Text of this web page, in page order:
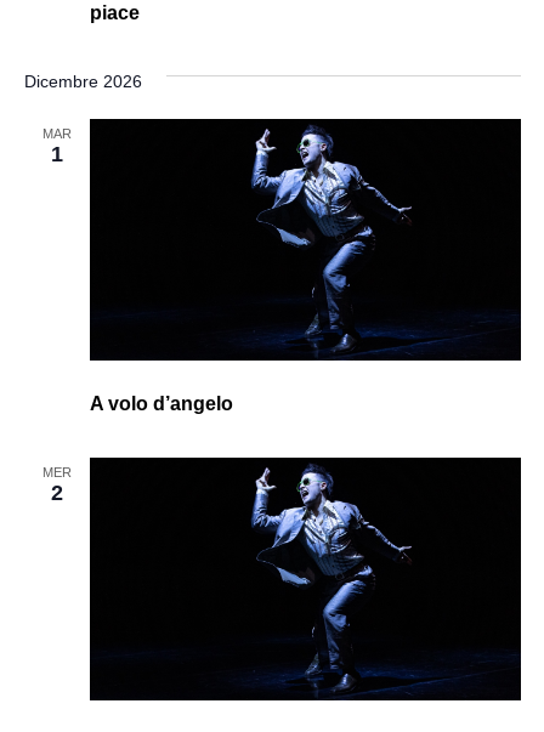
piace
Dicembre 2026
MAR
1
A volo d’angelo
MER
2